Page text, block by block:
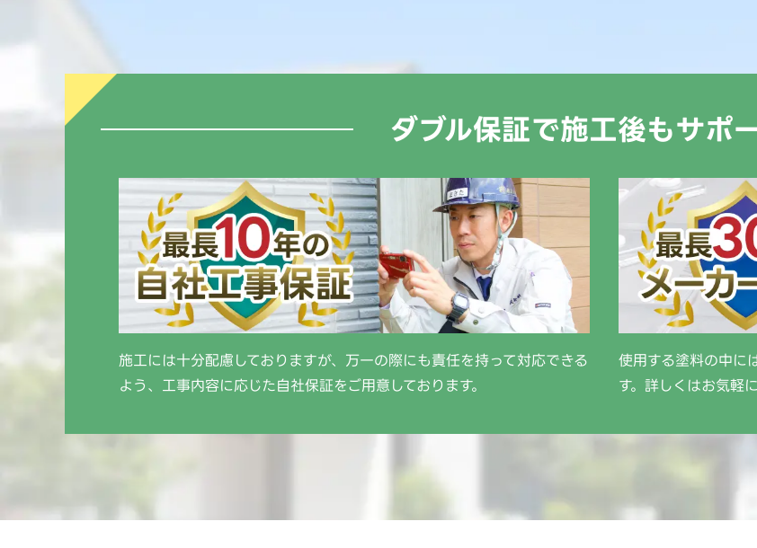
ダブル保証で施工後もサポ
施工には十分配慮しておりますが、万一の際にも責任を持って対応できる
よう、工事内容に応じた自社保証をご用意しております。
使用する塗料の中に
す。詳しくはお気軽